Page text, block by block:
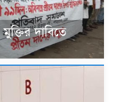
মুক্তির দাবিতে